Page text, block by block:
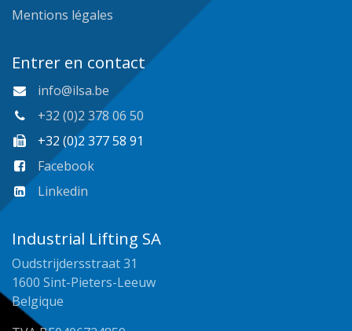
Mentions légales
Entrer en contact
info@ilsa.be
+32 (0)2 378 06 50
+32 (0)2 377 58 91
Facebook
Linkedin
Industrial Lifting SA
Oudstrijdersstraat 31
1600 Sint-Pieters-Leeuw
Belgique